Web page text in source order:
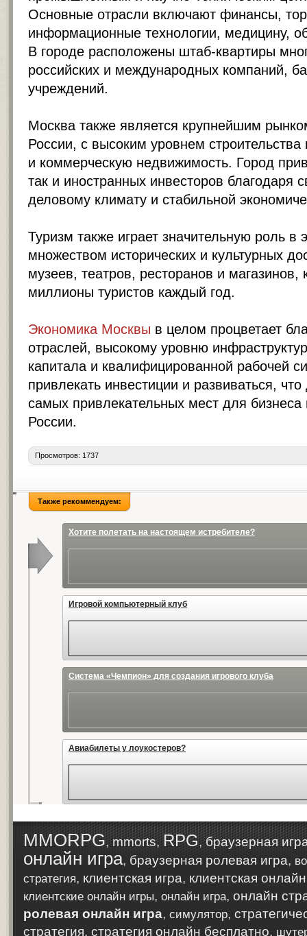
Основные отрасли включают финансы,
информационные технологии, медицину,
В городе расположены штаб-квартиры
российских и международных компаний,
учреждений.
Москва также является крупнейшим
России, с высоким уровнем
и коммерческую недвижимость. Город
так и иностранных инвесторов благодаря
деловому климату и стабильной
Туризм также играет значительную роль в
множеством исторических и культурных
музеев, театров, ресторанов и магазинов,
миллионы туристов каждый год.
Экономика Москвы в целом процветает
отраслей, высокому уровню
капитала и квалифицированной рабочей
привлекать инвестиции и развиваться,
самых привлекательных мест для бизнеса
России.
Просмотров: 1737
Также рекоммендуем:
Хотите полетать на настоящем истребителе?
Игровой компьютерный клуб
Система «Чемпион» для создания игрового клуба
Авиабилеты у лоукостеров?
MMORPG,mmorts,RPG,браузерная
онлайн игра, браузерная ролевая игра,
стратегия, клиентская игра, клиентская
клиентские онлайн игры, онлайн игра, онлайн
ролевая онлайн игра, симулятор,
стратегия, стратегия онлайн бесплатно,